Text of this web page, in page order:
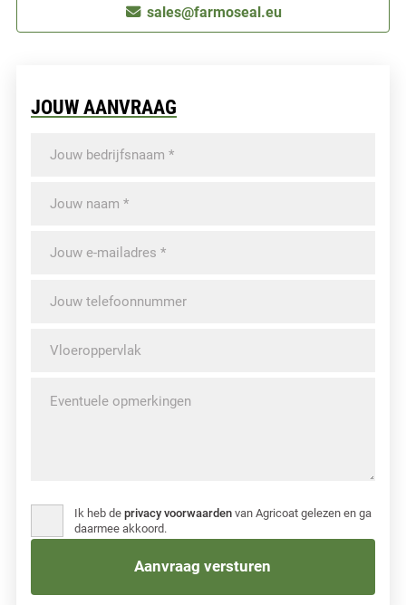
sales@farmoseal.eu
JOUW AANVRAAG
Ik heb de privacy voorwaarden van Agricoat gelezen en ga
daarmee akkoord.